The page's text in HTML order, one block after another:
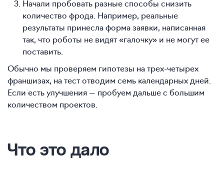
Начали пробовать разные способы снизить
количество фрода. Например, реальные
результаты принесла форма заявки, написанная
так, что роботы не видят «галочку» и не могут ее
поставить.
Обычно мы проверяем гипотезы на трех-четырех
франшизах, на тест отводим семь календарных дней.
Если есть улучшения — пробуем дальше с большим
количеством проектов.
Что это дало